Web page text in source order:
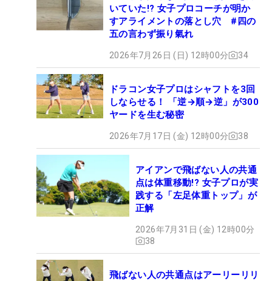
いていた!? 女子プロコーチが明か
すアライメントの落とし穴 #四の
五の言わず振り氣れ
2026年7月26日 (日) 12時00分 34
ドラコン女子プロはシャフトを3回
しならせる！ 「逆→順→逆」が300
ヤードを生む秘密
2026年7月17日 (金) 12時00分 38
アイアンで飛ばない人の共通
点は体重移動!? 女子プロが実
践する「左足体重トップ」が
正解
2026年7月31日 (金) 12時00分
38
飛ばない人の共通点はアーリーリリ